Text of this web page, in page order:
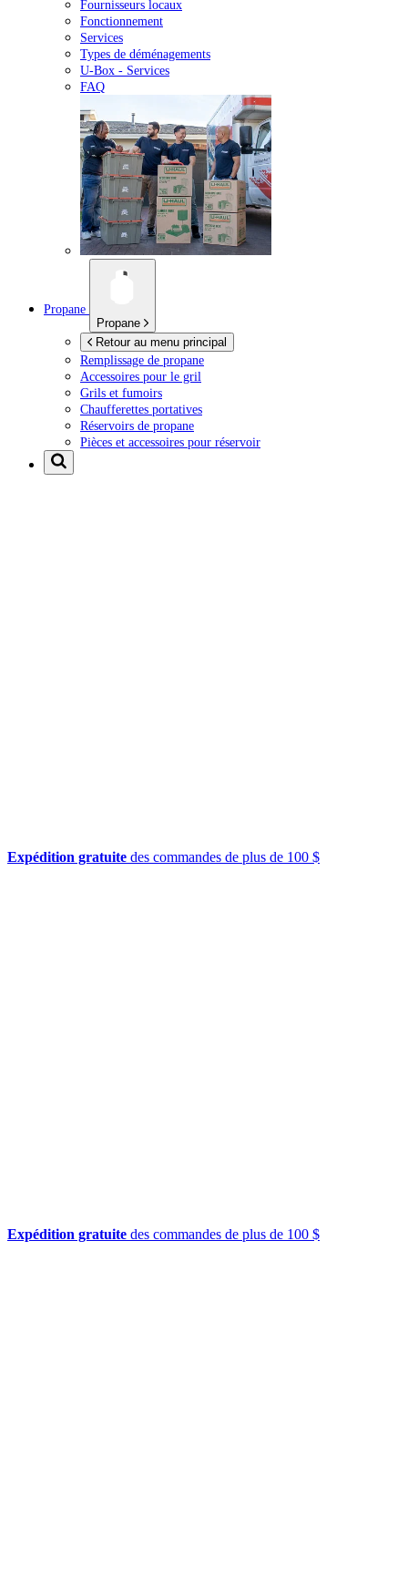
Fournisseurs locaux
Fonctionnement
Services
Types de déménagements
U-Box - Services
FAQ
Propane
Propane
Retour au menu principal
Remplissage de propane
Accessoires pour le gril
Grils et fumoirs
Chaufferettes portatives
Réservoirs de propane
Pièces et accessoires pour réservoir
Expédition gratuite des commandes de plus de 100 $
Expédition gratuite des commandes de plus de 100 $